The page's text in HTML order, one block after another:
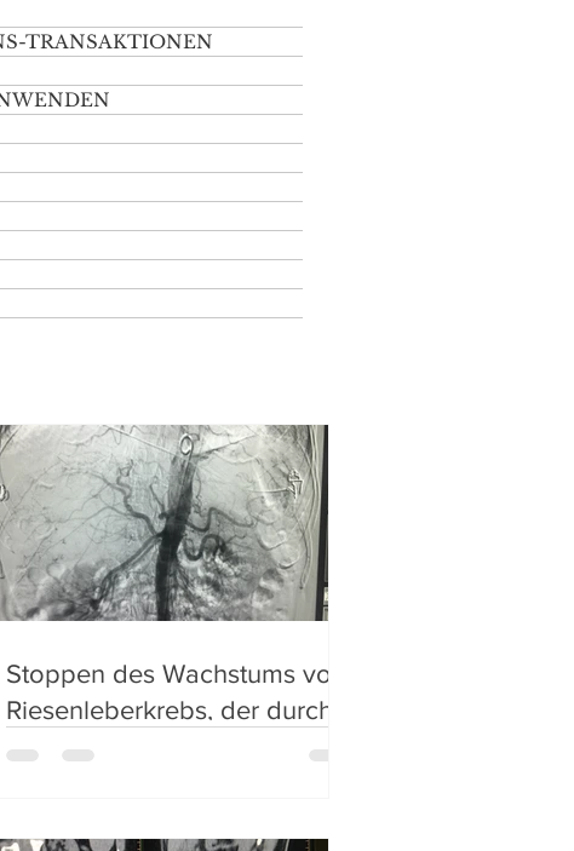
TRANSAKTIONEN
Stoppen des Wachstums von
Riesenleberkrebs, der durch
das Hepatitisvirus verursacht